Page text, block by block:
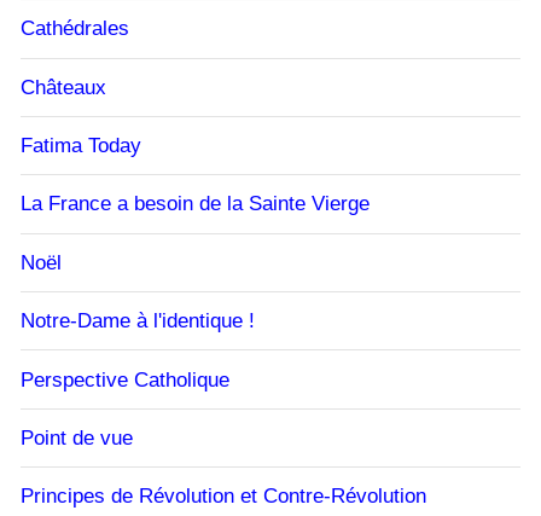
Cathédrales
Châteaux
Fatima Today
La France a besoin de la Sainte Vierge
Noël
Notre-Dame à l'identique !
Perspective Catholique
Point de vue
Principes de Révolution et Contre-Révolution